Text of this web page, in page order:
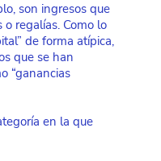
son ingresos que
regalías. Como lo
de forma atípica,
que se han
“ganancias
en la que